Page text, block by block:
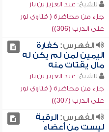
للشيخ: عبد العزيز بن باز
جزء من محاضرة ( فتاوى نور
على الدرب (306))
الفهرس:كفارة
اليمين لمن لم يكن له
مال يقتات منه
للشيخ: عبد العزيز بن باز
جزء من محاضرة ( فتاوى نور
على الدرب (307))
الفهرس:الرقبة
ليست من أعضاء